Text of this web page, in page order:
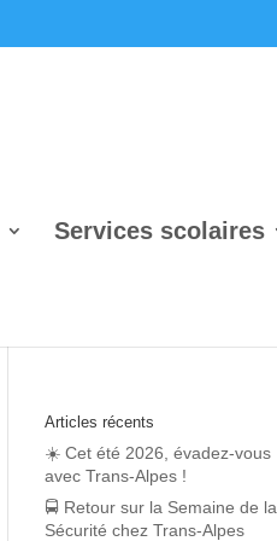
Services scolaires
Articles récents
☀️ Cet été 2026, évadez-vous
avec Trans-Alpes !
🚍 Retour sur la Semaine de la
Sécurité chez Trans‑Alpes